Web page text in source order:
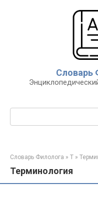
Словарь
Словарь Филолога » Т »
Терминология